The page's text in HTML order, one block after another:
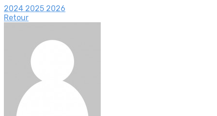
2024 2025 2026
Retour